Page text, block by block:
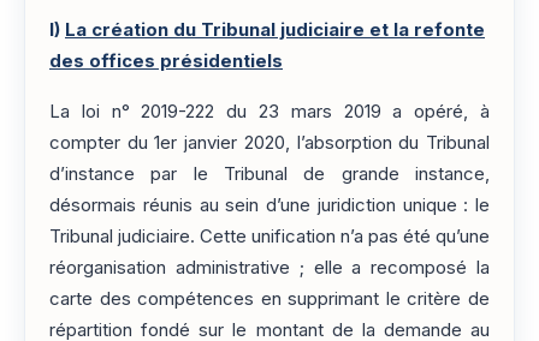
I) La création du Tribunal judiciaire et la refonte
des offices présidentiels
La loi n° 2019-222 du 23 mars 2019 a opéré, à
compter du 1er janvier 2020, l’absorption du Tribunal
d’instance par le Tribunal de grande instance,
désormais réunis au sein d’une juridiction unique : le
Tribunal judiciaire. Cette unification n’a pas été qu’une
réorganisation administrative ; elle a recomposé la
carte des compétences en supprimant le critère de
répartition fondé sur le montant de la demande au